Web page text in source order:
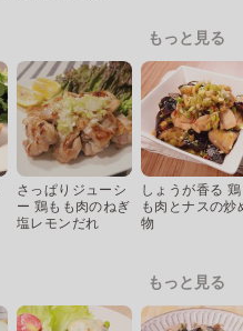
もっと見る
さっぱりジューシ
ー 鶏もも肉のねぎ
塩レモンだれ
しょうが香る
も肉とナスの炒
物
もっと見る